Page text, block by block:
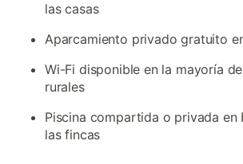
las casas
Aparcamiento privado gratuito
Wi-Fi disponible en la mayoría
rurales
Piscina compartida o privada en
las fincas